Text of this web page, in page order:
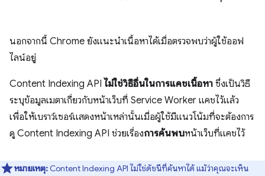
นอกจากนี้ Chrome ยังแนะนำเนื้อหาได้เมื่อตรวจพบว่าผู้ใช้ออฟ
ไลน์อยู่
Content Indexing API ไม่ใช่วิธีอื่นในการแคชเนื้อหา ซึ่งเป็นวิธี
ระบุข้อมูลเมตาเกี่ยวกับหน้าเว็บที่ Service Worker แคชไว้แล้ว
เพื่อให้เบราว์เซอร์แสดงหน้าเหล่านั้นเมื่อผู้ใช้มีแนวโน้มที่จะต้องการ
ดู Content Indexing API ช่วยเรื่องการค้นพบหน้าเว็บที่แคชไว้
หมายเหตุ: Content Indexing API ไม่ใช่ดัชนีที่ค้นหาได้ แม้ว่าคุณจะเห็น